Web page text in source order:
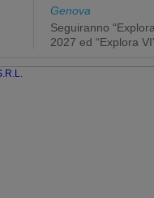
Genova
Seguiranno
2027 ed “Explora